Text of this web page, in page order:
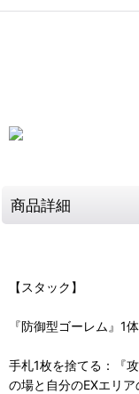
商品詳細
【スタック】
『防御型ゴーレム』1体
手札1枚を捨てる：『
の場と自分のEXエリ